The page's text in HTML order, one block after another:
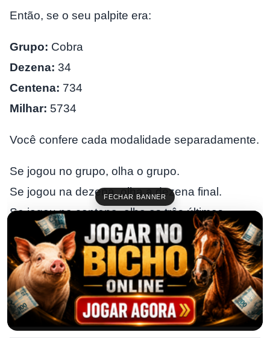
Então, se o seu palpite era:
Grupo: Cobra
Dezena: 34
Centena: 734
Milhar: 5734
Você confere cada modalidade separadamente.
Se jogou no grupo, olha o grupo.
Se jogou na dezena, olha a dezena final.
Se jogou na centena, olha os três últimos
números.
Se jogou na milhar, olha o número completo.
Isso evita confusão na hora de comparar os
palpites do diacom o resultado.
FECHAR BANNER